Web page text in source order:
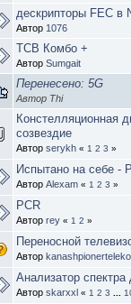
дескрипторы FEC в
Автор 1076
ТСВ Комбо +
Автор Sumgait
Перенесено: 5G
Автор Thi
Констелляционная
созвездие
Автор serykh « 1 2 3 »
Испытано на себе -
Автор Alexam « 1 2 3 »
PCR
Автор rey « 1 2 »
Переносной
Автор
Анализатор
Автор skarxxl « 1 2 3 ...